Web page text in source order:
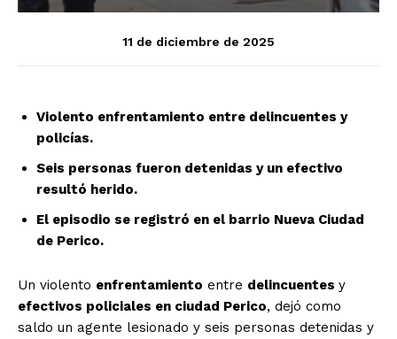
11 de diciembre de 2025
Violento enfrentamiento entre delincuentes y
policías.
Seis personas fueron detenidas y un efectivo
resultó herido.
El episodio se registró en el barrio Nueva Ciudad
de Perico.
Un violento enfrentamiento entre delincuentes y
efectivos policiales en ciudad Perico, dejó como
saldo un agente lesionado y seis personas detenidas y